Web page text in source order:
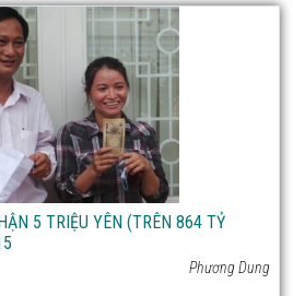
5 TRIỆU YÊN (TRÊN 864 TỶ
Phương Dung